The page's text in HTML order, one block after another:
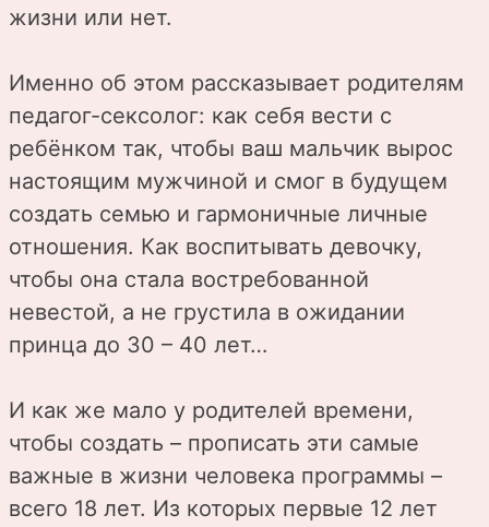
жизни или нет.
Именно об этом рассказывает родителям
педагог-сексолог: как себя вести с
ребёнком так, чтобы ваш мальчик вырос
настоящим мужчиной и смог в будущем
создать семью и гармоничные личные
отношения. Как воспитывать девочку,
чтобы она стала востребованной
невестой, а не грустила в ожидании
принца до 30 – 40 лет…
И как же мало у родителей времени,
чтобы создать – прописать эти самые
важные в жизни человека программы –
всего 18 лет. Из которых первые 12 лет